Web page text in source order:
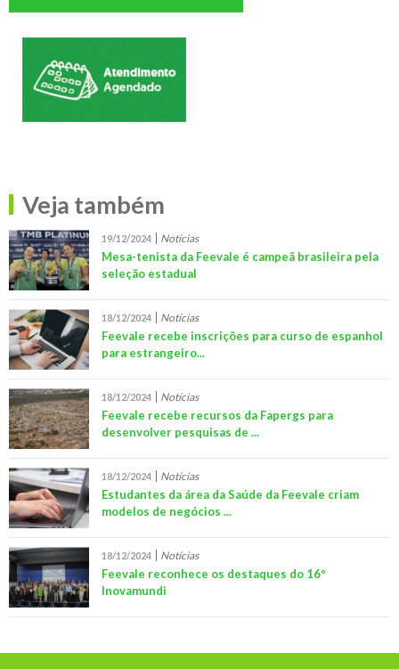
Veja também
19/12/2024 Notícias
Mesa-tenista da Feevale é campeã brasileira pela
seleção estadual
18/12/2024 Notícias
Feevale recebe inscrições para curso de espanhol
para estrangeiro...
18/12/2024 Notícias
Feevale recebe recursos da Fapergs para
desenvolver pesquisas de ...
18/12/2024 Notícias
Estudantes da área da Saúde da Feevale criam
modelos de negócios ...
18/12/2024 Notícias
Feevale reconhece os destaques do 16º
Inovamundi